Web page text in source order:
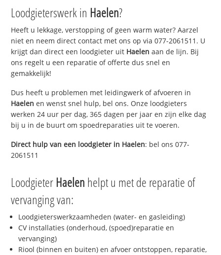
Loodgieterswerk in Haelen?
Heeft u lekkage, verstopping of geen warm water? Aarzel
niet en neem direct contact met ons op via 077-2061511. U
krijgt dan direct een loodgieter uit Haelen aan de lijn. Bij
ons regelt u een reparatie of offerte dus snel en
gemakkelijk!
Dus heeft u problemen met leidingwerk of afvoeren in
Haelen en wenst snel hulp, bel ons. Onze loodgieters
werken 24 uur per dag, 365 dagen per jaar en zijn elke dag
bij u in de buurt om spoedreparaties uit te voeren.
Direct hulp van een loodgieter in Haelen: bel ons 077-
2061511
Loodgieter Haelen helpt u met de reparatie of
vervanging van:
Loodgieterswerkzaamheden (water- en gasleiding)
CV installaties (onderhoud, (spoed)reparatie en
vervanging)
Riool (binnen en buiten) en afvoer ontstoppen, reparatie,